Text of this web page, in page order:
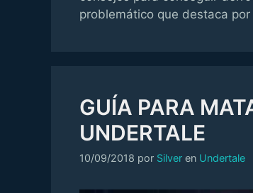
problemático que destaca
GUÍA PARA
UNDERTALE
10/09/2018 por Silver en Categorías
Undertale